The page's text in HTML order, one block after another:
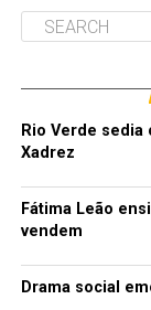
Rio Verde sedia
Xadrez
Fátima Leão
vendem
Drama social